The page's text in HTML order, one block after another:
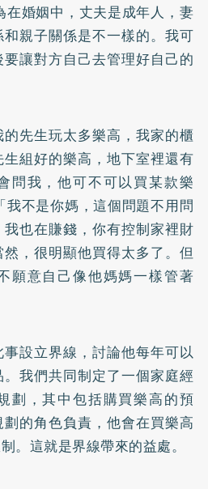
在婚姻中，丈夫是成年人，妻
親子關係是不一樣的。我可
讓對方自己去管理好自己的
先生玩太多樂高，我家的櫃
組好的樂高，地下室裡還有
問我，他可不可以買某款樂
不是你媽，這個問題不用問
也在賺錢，你有控制家裡財
，很明顯他買得太多了。但
願意自己像他媽媽一樣管著
設立界線，討論他每年可以
我們共同制定了一個家庭經
劃，其中包括購買樂高的預
的角色負責，他會在買樂高
。這就是界線帶來的益處。